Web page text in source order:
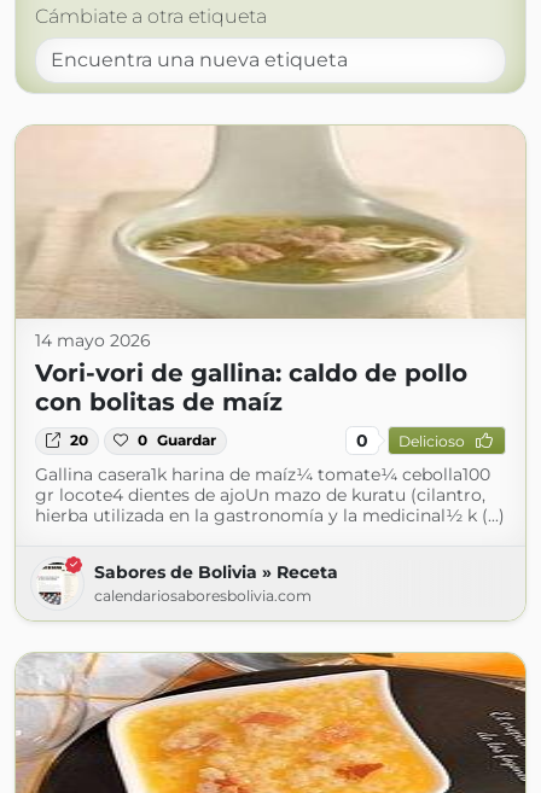
Cámbiate a otra etiqueta
14 mayo 2026
Vori-vori de gallina: caldo de pollo
con bolitas de maíz
20 0 Guardar 0 Delicioso
Gallina casera1k harina de maíz¼ tomate¼ cebolla100
gr locote4 dientes de ajoUn mazo de kuratu (cilantro,
hierba utilizada en la gastronomía y la medicinal½ k (...)
Sabores de Bolivia » Receta
calendariosaboresbolivia.com